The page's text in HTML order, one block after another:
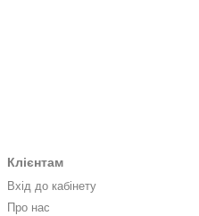
Клієнтам
Вхід до кабінету
Про нас